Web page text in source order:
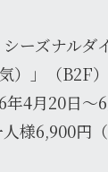
シーズナルダ
）」（B2F）
年4月20日～
人様6,900円